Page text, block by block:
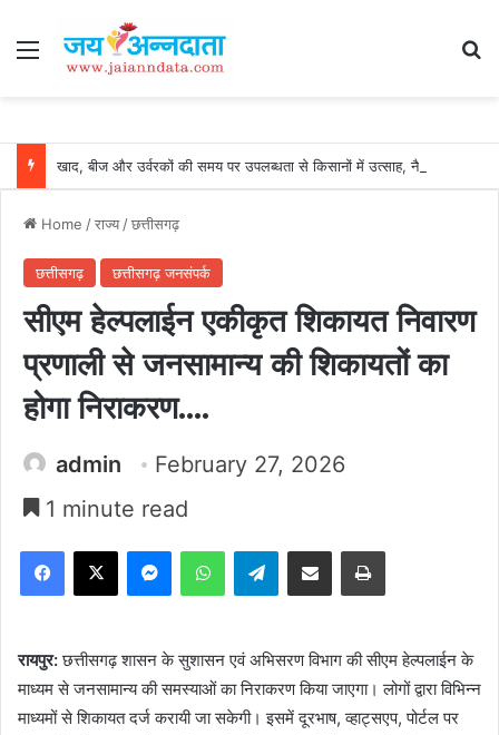
Menu
Home /राज्य/छत्तीसगढ़
छत्तीसगढ़ छत्तीसगढ़ जनसंपर्क
सीएम हेल्पलाईन एकीकृत शिकायत निवारण
प्रणाली से जनसामान्य की शिकायतों का
होगा निराकरण….
admin
February 27, 2026
1 minute read
Facebook
X MessengerWhatsAppTelegramShare via Email Print
रायपुर:छत्तीसगढ़ शासन के सुशासन एवं अभिसरण विभाग की सीएम हेल्पलाईन के
माध्यम से जनसामान्य की समस्याओं का निराकरण किया जाएगा। लोगों द्वारा विभिन्न
माध्यमों से शिकायत दर्ज करायी जा सकेगी। इसमें दूरभाष, व्हाट्सएप, पोर्टल पर